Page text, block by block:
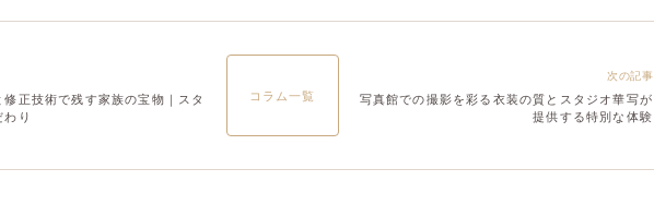
正技術で残す家族の宝物｜スタ
わり
コラム一覧
次の記事
写真館での撮影を彩る衣装の質とスタジオ華写が
提供する特別な体験